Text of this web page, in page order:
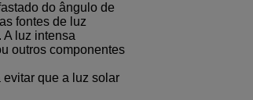
do ângulo de
fontes de luz
luz intensa
outros componentes
que a luz solar